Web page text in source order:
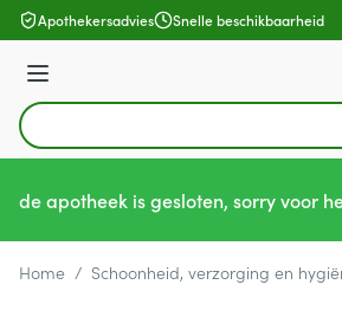
Ga naar de inhoud
Apothekersadvies Snelle beschikbaarheid
Menu
Product, merk, categorie...
de apotheek is gesloten, sorry voor
Home / Schoonheid, verzorging en